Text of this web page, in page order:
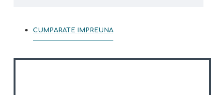
CUMPARATE IMPREUNA